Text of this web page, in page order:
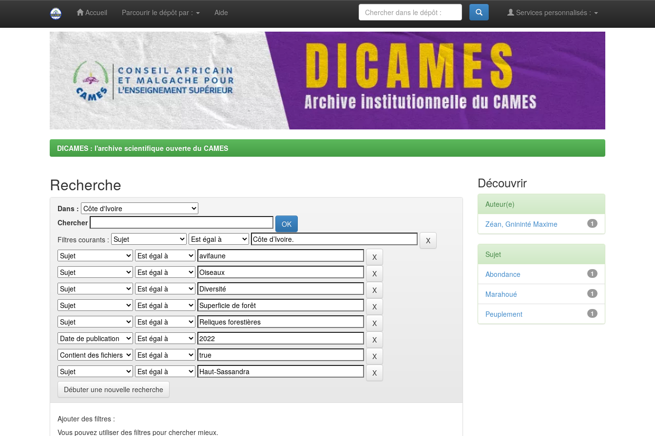
Accueil Parcourir le dépôt par : Aide Services personnalisés :
DICAMES : l'archive scientifique ouverte du CAMES
Recherche
Dans :
Chercher
Filtres courants :
Débuter une nouvelle recherche
Ajouter des filtres :
Vous pouvez utiliser des filtres pour chercher mieux.
Découvrir
Auteur(e)
1
Zéan, Gnininté Maxime
Sujet
1
Abondance
1
Marahoué
1
Peuplement